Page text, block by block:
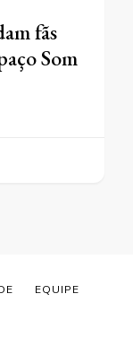
fãs
Som
EQUIPE